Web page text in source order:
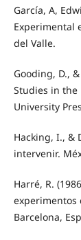
García, A,
Experimental
del Valle.
Gooding, D.,
Studies in the
University
Hacking, I., &
intervenir.
Harré, R.
experimentos
Barcelona,